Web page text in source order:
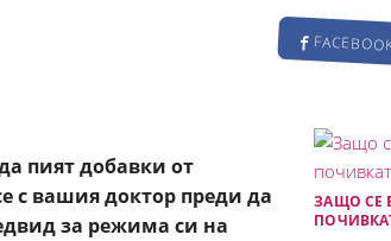
пият добавки от
с вашия доктор преди да
за режима си на
ЗАЩО СЕ